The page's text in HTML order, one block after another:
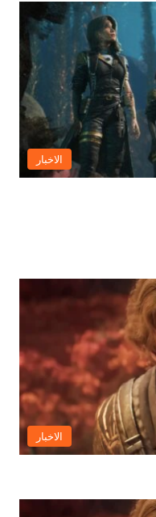
الاخبار
الاخبار